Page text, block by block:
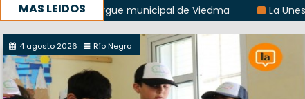
MAS LEIDOS
del albergue municipal de Viedma La Unesco pidió
encuentro provincial en Roca
4 agosto 2026 Río Negro